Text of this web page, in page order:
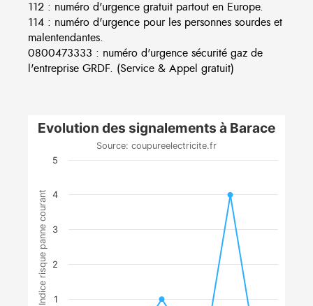
112 : numéro d'urgence gratuit partout en Europe.
114 : numéro d'urgence pour les personnes sourdes et
malentendantes.
0800473333 : numéro d'urgence sécurité gaz de
l'entreprise GRDF. (Service & Appel gratuit)
Indice risque panne courant
Evolution des signalements à Barace
Source: coupureelectricite.fr
1
2
3
4
5